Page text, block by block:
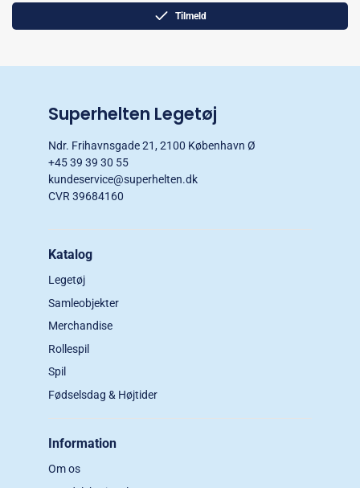
Tilmeld
Superhelten Legetøj
Ndr. Frihavnsgade 21, 2100 København Ø
+45 39 39 30 55
kundeservice@superhelten.dk
CVR 39684160
Katalog
Legetøj
Samleobjekter
Merchandise
Rollespil
Spil
Fødselsdag & Højtider
Information
Om os